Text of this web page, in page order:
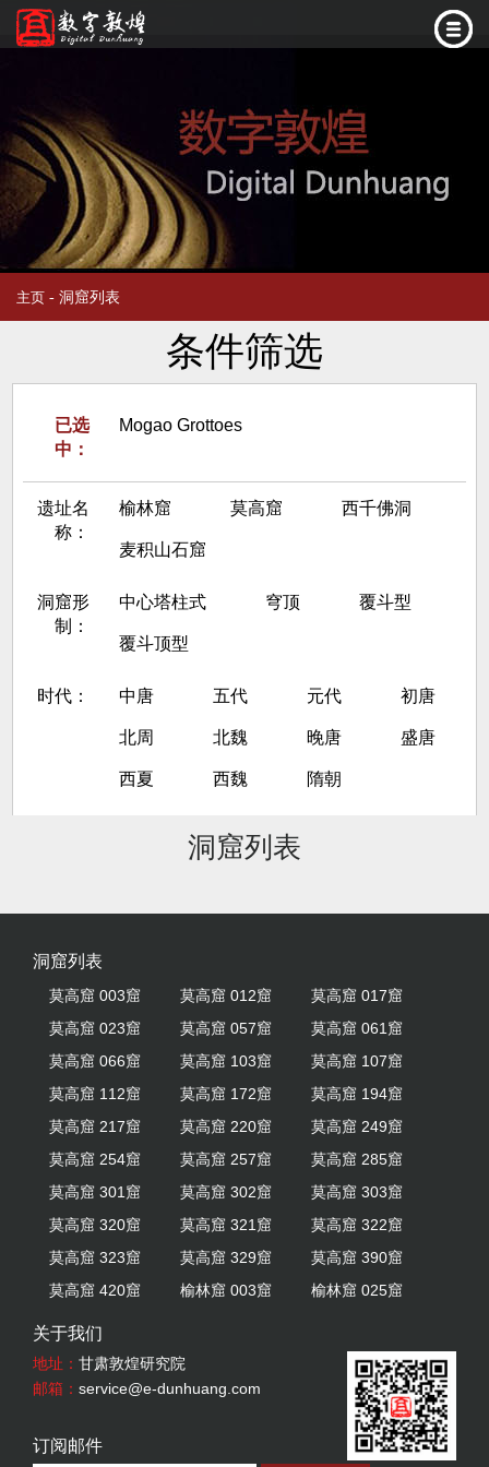
主页 - 洞窟列表
条件筛选
已选
中：
Mogao Grottoes
遗址名
称：
榆林窟 莫高窟 西千佛洞
麦积山石窟
洞窟形
制：
中心塔柱式 穹顶 覆斗型
覆斗顶型
时代： 中唐 五代 元代 初唐
北周 北魏 晚唐 盛唐
西夏 西魏 隋朝
洞窟列表
洞窟列表
莫高窟 003窟 莫高窟 012窟
莫高窟 017窟
莫高窟 023窟
莫高窟 057窟
莫高窟 061窟
莫高窟 066窟
莫高窟 103窟
莫高窟 107窟
莫高窟 112窟
莫高窟 172窟
莫高窟 194窟
莫高窟 217窟
莫高窟 220窟
莫高窟 249窟
莫高窟 254窟
莫高窟 257窟
莫高窟 285窟
莫高窟 301窟
莫高窟 302窟
莫高窟 303窟
莫高窟 320窟
莫高窟 321窟
莫高窟 322窟
莫高窟 323窟
莫高窟 329窟
莫高窟 390窟
莫高窟 420窟
榆林窟 003窟 榆林窟 025窟
关于我们
地址： 甘肃敦煌研究院
邮箱： service@e-dunhuang.com
订阅邮件